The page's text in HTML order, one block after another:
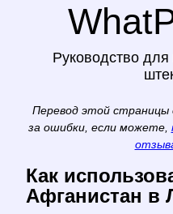
Руководство
Перевод этой страницы
за ошибки, если можете,
Как
Афганистан в